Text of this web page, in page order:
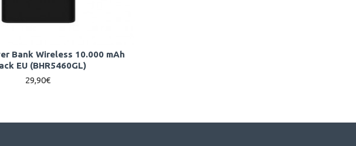
Bank Wireless 10.000 mAh
EU (BHR5460GL)
29,90€